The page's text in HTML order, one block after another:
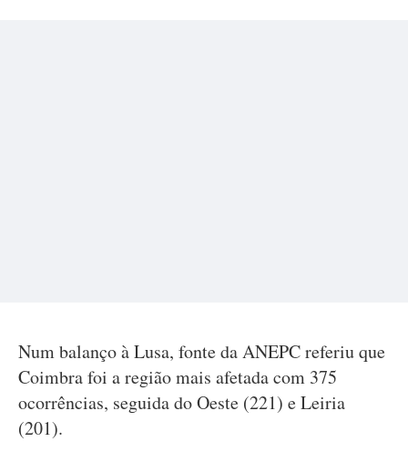
Num balanço à Lusa, fonte da ANEPC referiu que
Coimbra foi a região mais afetada com 375
ocorrências, seguida do Oeste (221) e Leiria
(201).